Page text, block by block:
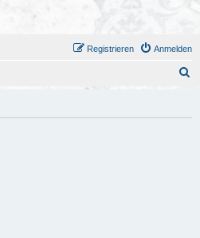
Anmelden
Registrieren